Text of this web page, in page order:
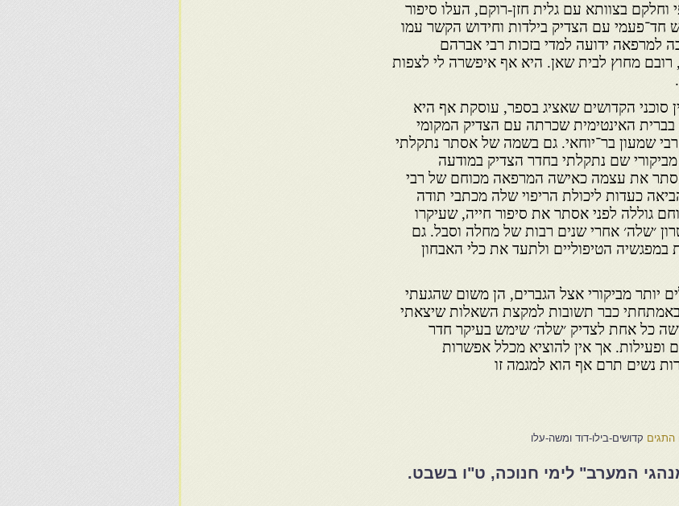
בצוותא עם גלית חזן-רוקם, העלו סיפור
חד־פעמי עם הצדיק בילדות וחידוש הקשר עמו
למרפאה ידועה למדי בזכות רבי אברהם
רובם מחוץ לבית שאן. היא אף איפשרה לי לצפות
סוכני הקדושים שאציג בספר, עוסקת אף היא
בברית האינטימית שכרתה עם הצדיק המקומי
שמעון בר־יוחאי. גם בשמה של אסתר נתקלתי
שם נתקלתי בחדר הצדיק במודעה
אסתר את עצמה כאישה המרפאה מכוחם של רבי
כעדות ליכולת הריפוי שלה מכתבי תודה
גוללה לפני אסתר את סיפור חייה, שעיקרו
׳שלה׳ אחרי שנים רבות של מחלה וסבל. גם
הטיפוליים ולתעד את כלי האבחון
יותר מביקורי אצל הגברים, הן משום שהגעתי
כבר תשובות למקצת השאלות שיצאתי
כל אחת לצדיק ׳שלה׳ שימש בעיקר חדר
ופעילות. אך אין להוציא מכלל אפשרות
נשים תרם אף הוא למגמה זו
התגים קדושים-בילו-דוד ומשה-עלו
המערב" לימי חנוכה, ט"ו בשבט.